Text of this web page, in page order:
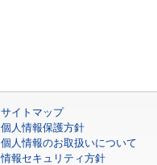
サイトマップ
個人情報保護方針
個人情報のお取扱いについて
情報セキュリティ方針